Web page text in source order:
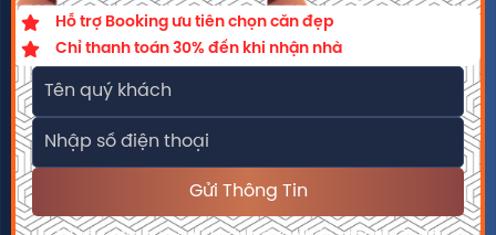
Hỗ trợ Booking ưu tiên chọn căn đẹp
Chỉ thanh toán 30% đến khi nhận nhà